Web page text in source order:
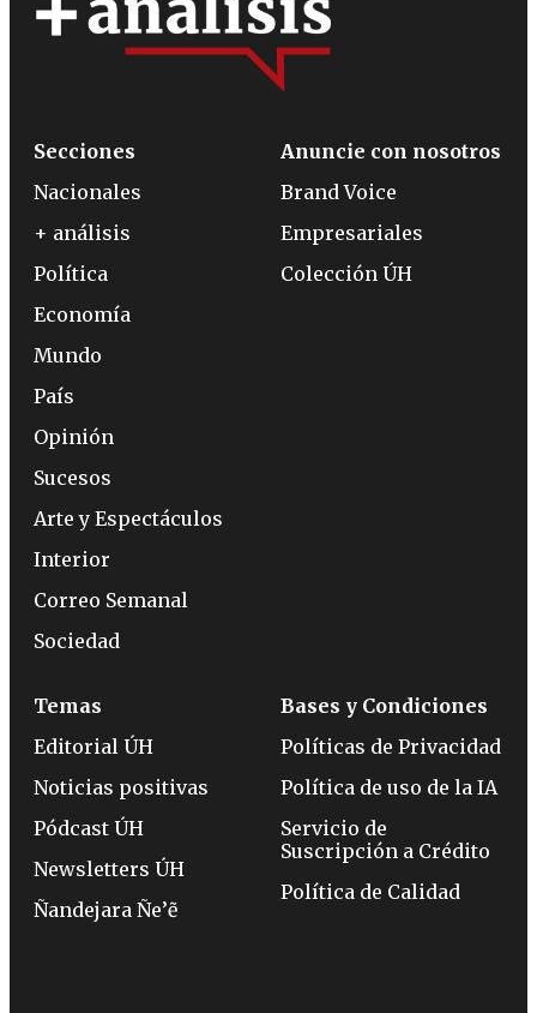
Secciones
Nacionales
+ análisis
Política
Economía
Mundo
País
Opinión
Sucesos
Arte y Espectáculos
Interior
Correo Semanal
Sociedad
Anuncie con nosotros
Brand Voice
Empresariales
Colección ÚH
Temas
Editorial ÚH
Noticias positivas
Pódcast ÚH
Newsletters ÚH
Ñandejara Ñe’ẽ
Bases y Condiciones
Políticas de Privacidad
Política de uso de la IA
Servicio de
Suscripción a Crédito
Política de Calidad